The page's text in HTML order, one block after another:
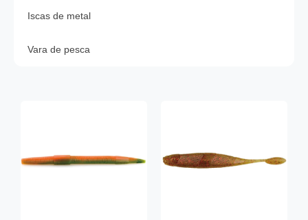
Iscas de metal
Vara de pesca